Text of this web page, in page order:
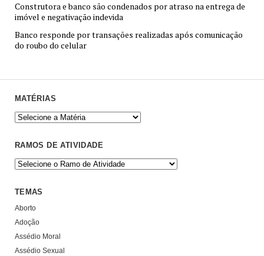
Construtora e banco são condenados por atraso na entrega de
imóvel e negativação indevida
Banco responde por transações realizadas após comunicação
do roubo do celular
MATÉRIAS
RAMOS DE ATIVIDADE
TEMAS
Aborto
Adoção
Assédio Moral
Assédio Sexual